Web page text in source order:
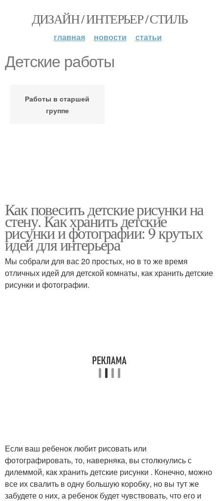
ДИЗАЙН / ИНТЕРЬЕР / СТИЛЬ
главная новости статьи
Детские работы
Работы в старшей
группе
Как повесить детские рисунки на
стену. Как хранить детские
рисунки и фотографии: 9 крутых
идей для интерьера
Мы собрали для вас 20 простых, но в то же время
отличных идей для детской комнаты, как хранить детские
рисунки и фотографии.
Если ваш ребенок любит рисовать или
фотографировать, то, наверняка, вы столкнулись с
дилеммой, как хранить детские рисунки . Конечно, можно
все их свалить в одну большую коробку, но вы тут же
забудете о них, а ребенок будет чувствовать, что его и